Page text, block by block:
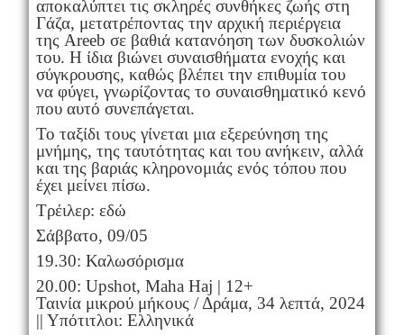
αποκαλύπτει τις σκληρές συνθήκες ζωής στη
Γάζα, μετατρέποντας την αρχική περιέργεια
της Areeb σε βαθιά κατανόηση των δυσκολιών
του. Η ίδια βιώνει συναισθήματα ενοχής και
σύγκρουσης, καθώς βλέπει την επιθυμία του
να φύγει, γνωρίζοντας το συναισθηματικό κενό
που αυτό συνεπάγεται.
Το ταξίδι τους γίνεται μια εξερεύνηση της
μνήμης, της ταυτότητας και του ανήκειν, αλλά
και της βαριάς κληρονομιάς ενός τόπου που
έχει μείνει πίσω.
Τρέιλερ: εδώ
Σάββατο, 09/05
19.30: Καλωσόρισμα
20.00: Upshot, Maha Haj | 12+
Ταινία μικρού μήκους / Δράμα, 34 λεπτά, 2024
|| Υπότιτλοι: Ελληνικά